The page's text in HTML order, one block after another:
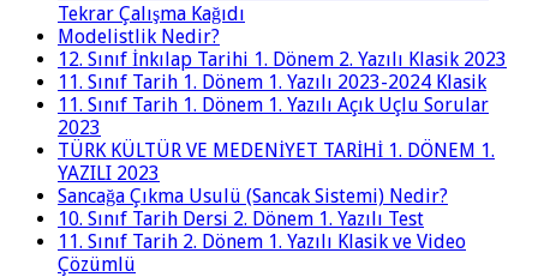
Tekrar Çalışma Kağıdı
Modelistlik Nedir?
12. Sınıf İnkılap Tarihi 1. Dönem 2. Yazılı Klasik 2023
11. Sınıf Tarih 1. Dönem 1. Yazılı 2023-2024 Klasik
11. Sınıf Tarih 1. Dönem 1. Yazılı Açık Uçlu Sorular
2023
TÜRK KÜLTÜR VE MEDENİYET TARİHİ 1. DÖNEM 1.
YAZILI 2023
Sancağa Çıkma Usulü (Sancak Sistemi) Nedir?
10. Sınıf Tarih Dersi 2. Dönem 1. Yazılı Test
11. Sınıf Tarih 2. Dönem 1. Yazılı Klasik ve Video
Çözümlü